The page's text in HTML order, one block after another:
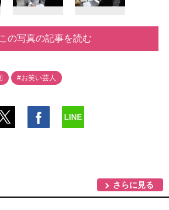
この写真の記事を読む
#お笑い芸人
さらに見る